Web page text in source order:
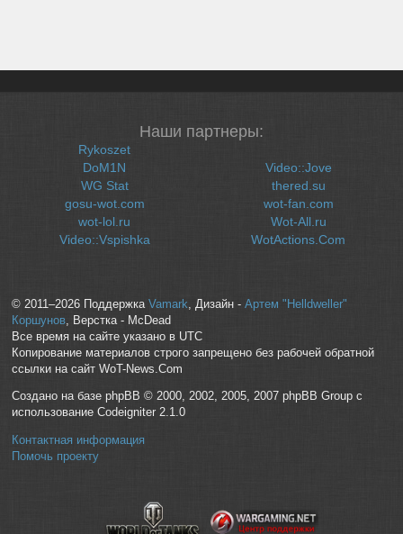
Наши партнеры:
Rykoszet
DoM1N
WG Stat
gosu-wot.com
wot-lol.ru
Video::Vspishka
Video::Jove
thered.su
wot-fan.com
Wot-All.ru
WotActions.Com
© 2011–2026 Поддержка Vamark, Дизайн - Артем "Helldweller"
Коршунов, Верстка - McDead
Все время на сайте указано в UTC
Копирование материалов строго запрещено без рабочей обратной
ссылки на сайт WoT-News.Com
Создано на базе phpBB © 2000, 2002, 2005, 2007 phpBB Group с
использование Codeigniter 2.1.0
Контактная информация
Помочь проекту